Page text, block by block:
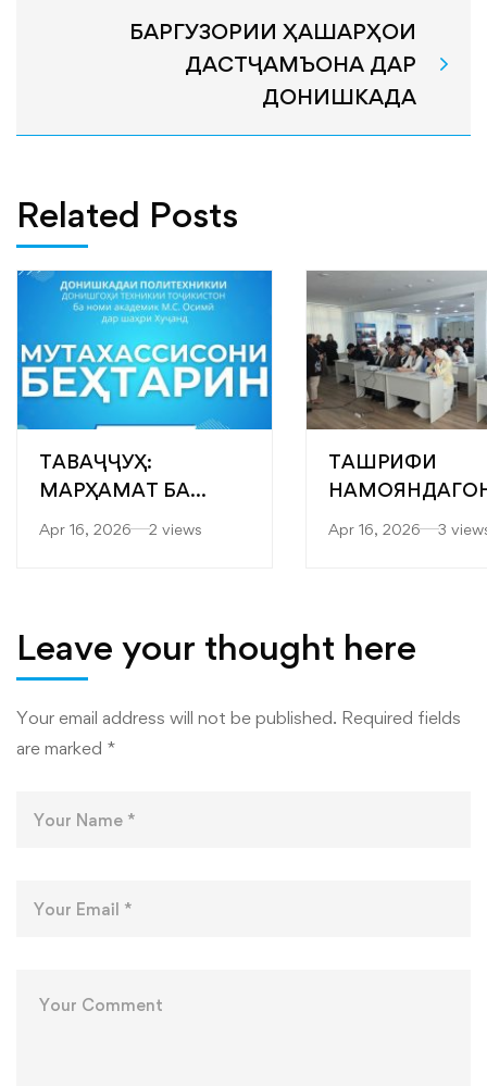
БАРГУЗОРИИ ҲАШАРҲОИ
ДАСТҶАМЪОНА ДАР
ДОНИШКАДА
Related Posts
ТАВАҶҶУҲ:
МАРҲАМАТ БА
ЯРМАРКАИ
Apr 16, 2026 2 views
ТАШРИФИ
“САРОБ” БА
РАҚАМИИ
Apr 16, 2026 3
Leave your thought here
Your email address will not be published. Required fields
are marked *